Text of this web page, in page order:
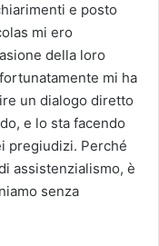
e posto
mi ero
della loro
mi ha
un dialogo diretto
e lo sta facendo
pregiudizi. Perché
assistenzialismo, è
senza